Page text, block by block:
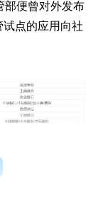
部便曾对外发布
点的应用向社